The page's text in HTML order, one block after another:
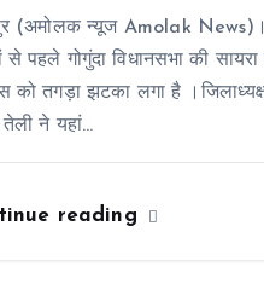
(अमोलक न्यूज Amolak News)।
से पहले गोगुंदा विधानसभा की
को तगड़ा झटका लगा है
तेली ने यहां…
reading